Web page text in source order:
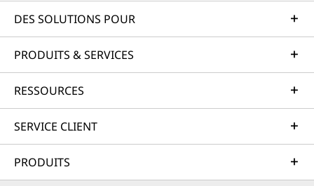
DES SOLUTIONS POUR
PRODUITS & SERVICES
RESSOURCES
SERVICE CLIENT
PRODUITS